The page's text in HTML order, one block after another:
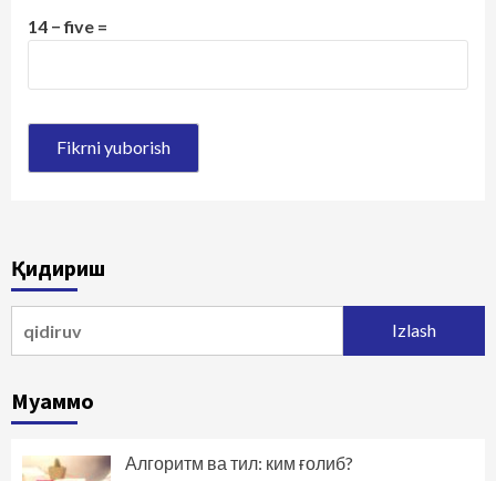
14 − five =
Қидириш
Муаммо
Алгоритм ва тил: ким ғолиб?